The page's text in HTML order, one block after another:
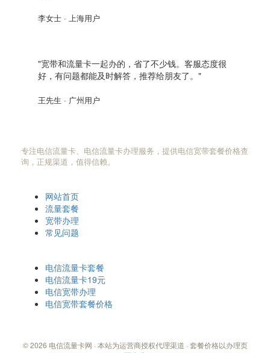
李女士 · 上海用户
"宽带和流量卡一起办的，省了不少钱。客服态度很
好，有问题都能及时解答，推荐给朋友了。"
王先生 · 广州用户
专注电信流量卡、电信流量卡办理服务，提供电信宽带套餐价格查
询，正规渠道，值得信赖。
网站首页
流量套餐
宽带办理
常见问题
电信流量卡套餐
电信流量卡19元
电信宽带办理
电信宽带套餐价格
© 2026 电信流量卡网 · 本站为运营商授权代理渠道 · 套餐价格以办理页